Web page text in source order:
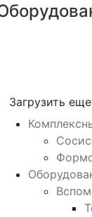
Загрузить еще